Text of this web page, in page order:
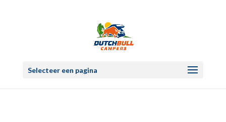
Selecteer een pagina